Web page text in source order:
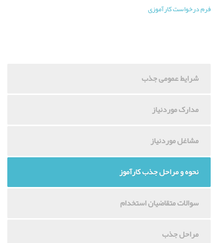
فرم درخواست کارآموزی
شرایط عمومی جذب
مدارک موردنیاز
مشاغل موردنیاز
نحوه و مراحل جذب کارآموز
سوالات متقاضیان استخدام
مراحل جذب